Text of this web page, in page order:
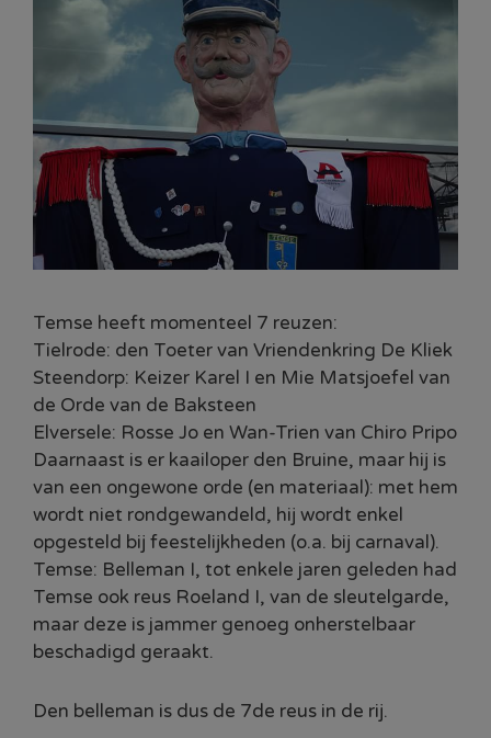
Temse heeft momenteel 7 reuzen:
Tielrode: den Toeter van Vriendenkring De Kliek
Steendorp: Keizer Karel I en Mie Matsjoefel van
de Orde van de Baksteen
Elversele: Rosse Jo en Wan-Trien van Chiro Pripo
Daarnaast is er kaailoper den Bruine, maar hij is
van een ongewone orde (en materiaal): met hem
wordt niet rondgewandeld, hij wordt enkel
opgesteld bij feestelijkheden (o.a. bij carnaval).
Temse: Belleman I, tot enkele jaren geleden had
Temse ook reus Roeland I, van de sleutelgarde,
maar deze is jammer genoeg onherstelbaar
beschadigd geraakt.
Den belleman is dus de 7de reus in de rij.